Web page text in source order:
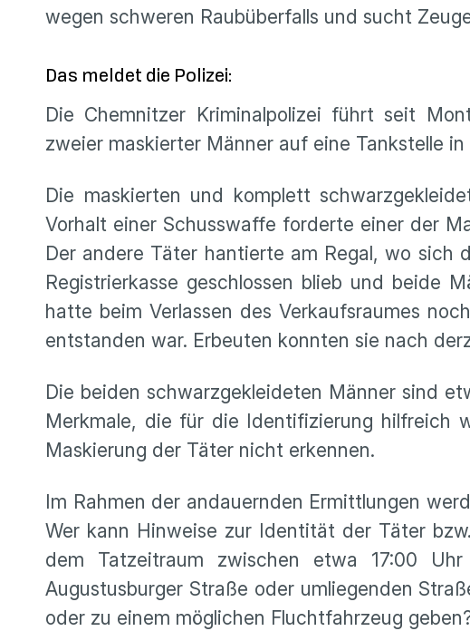
wegen schweren Raubüberfalls und sucht
Das meldet die Polizei:
Die Chemnitzer Kriminalpolizei führt seit
zweier maskierter Männer auf eine Tankstelle
Die maskierten und komplett
Vorhalt einer Schusswaffe forderte einer der
Der andere Täter hantierte am Regal, wo sich
Registrierkasse geschlossen blieb und beide
hatte beim Verlassen des Verkaufsraumes
entstanden war. Erbeuten konnten sie nach
Die beiden schwarzgekleideten Männer sind
Merkmale, die für die Identifizierung hilfreich
Maskierung der Täter nicht erkennen.
Im Rahmen der andauernden Ermittlungen
Wer kann Hinweise zur Identität der Täter
dem Tatzeitraum zwischen etwa 17:00
Augustusburger Straße oder umliegenden
oder zu einem möglichen Fluchtfahrzeug